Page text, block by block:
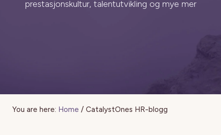
prestasjonskultur, talentutvikling og mye mer
You are here: Home / CatalystOnes HR-blogg